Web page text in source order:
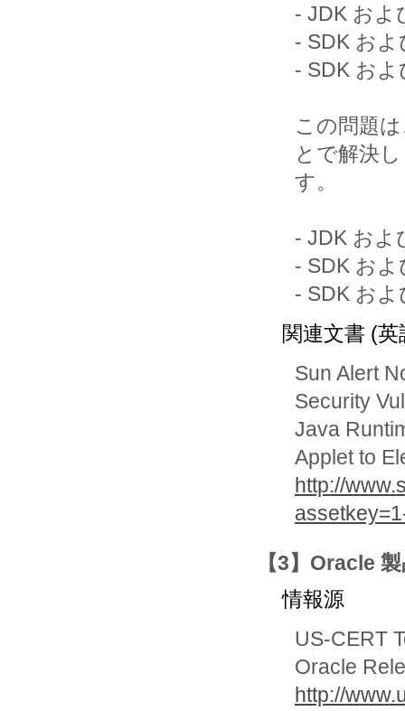
- JDK およ
- SDK お
- SDK お
この問題
とで解決
す。
- JDK およ
- SDK お
- SDK お
関連文書 (英
Sun Alert
Security
Java
Applet to
http://
【3】Oracle
情報源
US-CERT
Oracle
http://